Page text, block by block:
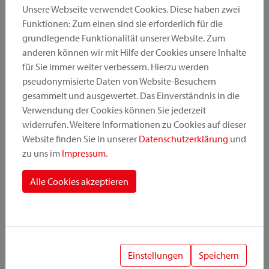
Produktkategorie
Montageposition
Befestigungssystem
Unsere Webseite verwendet Cookies. Diese haben zwei
Funktionen: Zum einen sind sie erforderlich für die
grundlegende Funktionalität unserer Website. Zum
anderen können wir mit Hilfe der Cookies unsere Inhalte
für Sie immer weiter verbessern. Hierzu werden
pseudonymisierte Daten von Website-Besuchern
gesammelt und ausgewertet. Das Einverständnis in die
Verwendung der Cookies können Sie jederzeit
widerrufen. Weitere Informationen zu Cookies auf dieser
Website finden Sie in unserer Datenschutzerklärung und
zu uns im Impressum.
Alle Cookies akzeptieren
Einstellungen Speichern